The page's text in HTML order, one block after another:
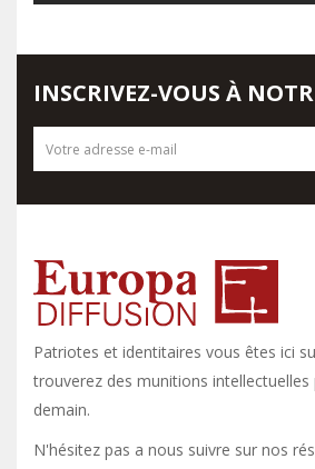
Patriotes et identitaires vous êtes ici
trouverez des munitions
demain.
N'hésitez pas a nous suivre sur nos